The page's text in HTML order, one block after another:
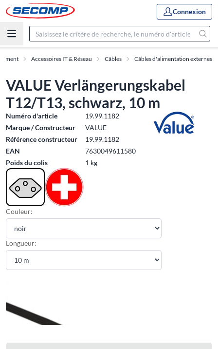
Connexion
Accessoires IT & Réseau Câbles Câbles d'alimentation externes
VALUE Verlängerungskabel
T12/T13, schwarz, 10 m
Numéro d'article
19.99.1182
Marque / Constructeur
VALUE
Référence constructeur
19.99.1182
EAN
7630049611580
Poids du colis
1 kg
Couleur:
Longueur: